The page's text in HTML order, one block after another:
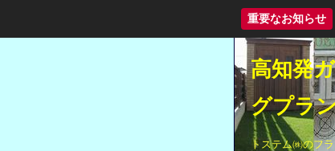
重要なお知らせ
高知発
グプラ
トステム㈱のフ